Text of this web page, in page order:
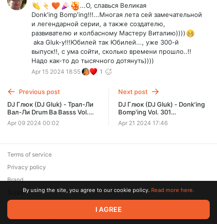
...О, славься Великая
Donk'ing Bomp'ing!!!...Многая лета сей замечательной
и легендарной серии, а также создателю,
развивателю и колбасному Мастеру Виталию))))
aka Gluk-у!!!Юбилей так Юбилей..., уже 300-й
выпуск!!, с ума сойти, сколько времени прошло..!!
Надо как-то до тысячного дотянуть))))
Apr 15 2024 18:55 1
Previous post
DJ Глюк (DJ Gluk) - Трал-Ли
Вал-Ли Drum Ba Basss Vol.
180 (D'n'B) Апрель 2024
Apr 09 2024 00:02
Next post
DJ Глюк (DJ Gluk) - Donk'ing
Bomp'ing Vol. 301
[Pumping/Scouse House]
Апрель 2024
Apr 21 2024 17:46
© 2026 Zaya Solutions Limited. All rights reserved. All trademarks
are the property of their respective owners.
Terms of service
Privacy policy
Brand
SupportBy using the site, you agree to our cookie policy. Read more here.
I AGREE